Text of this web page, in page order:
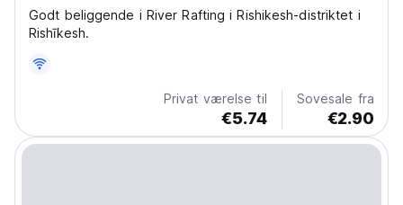
Godt beliggende i River Rafting i Rishikesh-distriktet i
Rishīkesh.
Privat værelse til
€5.74
Sovesale fra
€2.90